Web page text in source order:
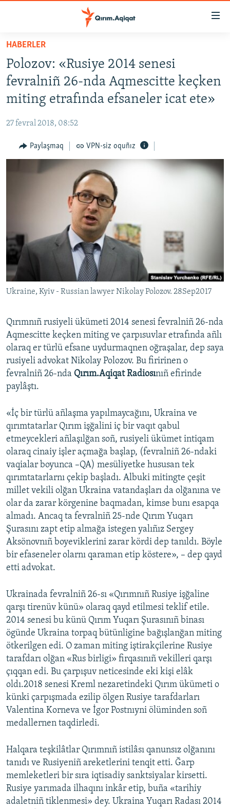
Esas
qaytmaq
Baş
navigatsiyağa
qaytmaq
Qıdıruvğa
HABERLER
SİYASET
İQTİSADİYAT
MEDENİYET
İNSAN AQLARI
Русский
Українською
QOŞULIÑIZ!
RFE/RS bütün saytları
HABERLER
Polozov: «Rusiye 2014 senesi
fevralniñ 26-nda Aqmescitte keçken
miting etrafında efsaneler icat ete»
27 fevral 2018, 08:52
Paylaşmaq VPN-siz oquñız
Ukraine, Kyiv - Russian lawyer Nikolay Polozov. 28Sep2017
Qırımnıñ rusiyeli ükümeti 2014 senesi fevralniñ 26-nda
Aqmescitte keçken miting ve çarpısuvlar etrafında añlı
olaraq er türlü efsane uydurmaqnen oğraşalar, dep saya
rusiyeli advokat Nikolay Polozov. Bu firirinen o
fevralniñ 26-nda Qırım.Aqiqat Radiosınıñ efirinde
paylâştı.
«İç bir türlü añlaşma yapılmaycağını, Ukraina ve
qırımtatarlar Qırım işğalini iç bir vaqıt qabul
etmeycekleri añlaşılğan soñ, rusiyeli ükümet intiqam
olaraq cinaiy işler açmağa başlap, (fevralniñ 26-ndaki
vaqialar boyunca –QA) mesüliyetke hususan tek
qırımtatarlarnı çekip başladı. Albuki mitingte çeşit
millet vekili olğan Ukraina vatandaşları da olğanına ve
olar da zarar körgenine baqmadan, kimse bunı esapqa
almadı. Ancaq ta fevralniñ 25-nde Qırım Yuqarı
Şurasını zapt etip almağa istegen yalıñız Sergey
Aksönovnıñ boyeviklerini zarar kördi dep tanıldı. Böyle
bir efaseneler olarnı qaraman etip köstere», – dep qayd
etti advokat.
Ukrainada fevralniñ 26-sı «Qırımnıñ Rusiye işğaline
qarşı tirenüv künü» olaraq qayd etilmesi teklif etile.
2014 senesi bu künü Qırım Yuqarı Şurasınıñ binası
ögünde Ukraina torpaq bütünligine bağışlanğan miting
ötkerilgen edi. O zaman miting iştirakçilerine Rusiye
tarafdarı olğan «Rus birligi» firqasınıñ vekilleri qarşı
çıqqan edi. Bu çarpışuv neticesinde eki kişi elâk
oldı.2018 senesi Kreml nezaretindeki Qırım ükümeti o
künki çarpışmada ezilip ölgen Rusiye tarafdarları
Valentina Korneva ve İgor Postnıyni ölüminden soñ
medallernen taqdirledi.
Halqara teşkilâtlar Qırımnıñ istilâsı qanunsız olğanını
tanıdı ve Rusiyeniñ areketlerini tenqit etti. Ğarp
memleketleri bir sıra iqtisadiy sanktsiyalar kirsetti.
Rusiye yarımada ilhaqını inkâr etip, buña «tarihiy
adaletniñ tiklenmesi» dey. Ukraina Yuqarı Radası 2014